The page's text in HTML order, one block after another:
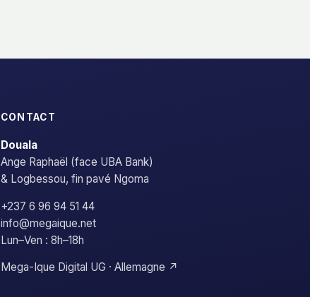
CONTACT
Douala
Ange Raphaël (face UBA Bank)
& Logbessou, fin pavé Ngoma
+237 6 96 94 51 44
info@megaique.net
Lun–Ven : 8h–18h
Mega-Ique Digital UG · Allemagne ↗